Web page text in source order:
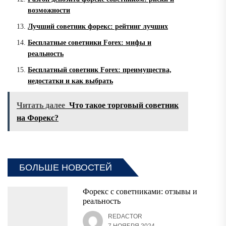
возможности
Лучший советник форекс: рейтинг лучших
Бесплатные советники Forex: мифы и
реальность
Бесплатный советник Forex: преимущества,
недостатки и как выбрать
Читать далее Что такое торговый советник
на Форекс?
БОЛЬШЕ НОВОСТЕЙ
Форекс с советниками: отзывы и
реальность
REDACTOR